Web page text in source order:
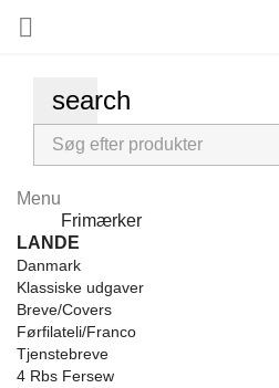

search
Menu
Frimærker
LANDE
Danmark
Klassiske udgaver
Breve/Covers
Førfilateli/Franco
Tjenstebreve
4 Rbs Fersew